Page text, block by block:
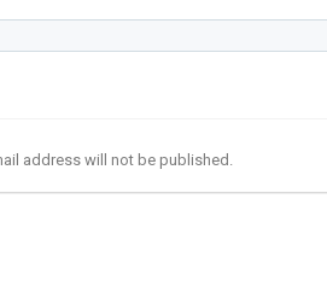
address will not be published.